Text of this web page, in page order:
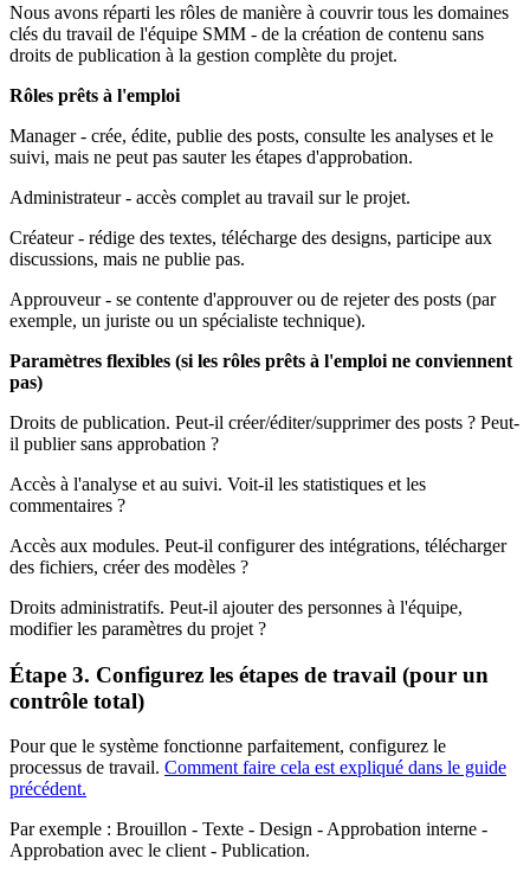
Nous avons réparti les rôles de manière à couvrir tous les domaines
clés du travail de l'équipe SMM - de la création de contenu sans
droits de publication à la gestion complète du projet.
Rôles prêts à l'emploi
Manager - crée, édite, publie des posts, consulte les analyses et le
suivi, mais ne peut pas sauter les étapes d'approbation.
Administrateur - accès complet au travail sur le projet.
Créateur - rédige des textes, télécharge des designs, participe aux
discussions, mais ne publie pas.
Approuveur - se contente d'approuver ou de rejeter des posts (par
exemple, un juriste ou un spécialiste technique).
Paramètres flexibles (si les rôles prêts à l'emploi ne conviennent
pas)
Droits de publication. Peut-il créer/éditer/supprimer des posts ? Peut-
il publier sans approbation ?
Accès à l'analyse et au suivi. Voit-il les statistiques et les
commentaires ?
Accès aux modules. Peut-il configurer des intégrations, télécharger
des fichiers, créer des modèles ?
Droits administratifs. Peut-il ajouter des personnes à l'équipe,
modifier les paramètres du projet ?
Étape 3. Configurez les étapes de travail (pour un
contrôle total)
Pour que le système fonctionne parfaitement, configurez le
processus de travail. Comment faire cela est expliqué dans le guide
précédent.
Par exemple : Brouillon - Texte - Design - Approbation interne -
Approbation avec le client - Publication.